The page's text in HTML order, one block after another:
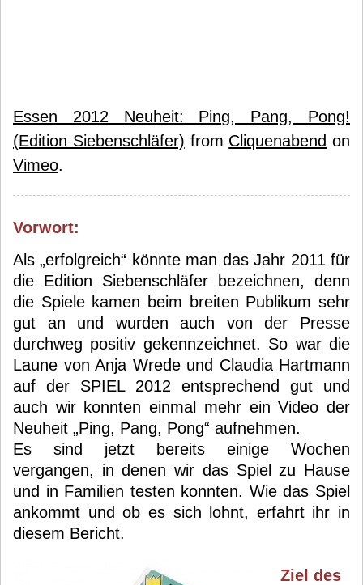
Essen 2012 Neuheit: Ping, Pang, Pong!
(Edition Siebenschläfer) from Cliquenabend on
Vimeo.
Vorwort:
Als „erfolgreich“ könnte man das Jahr 2011 für
die Edition Siebenschläfer bezeichnen, denn
die Spiele kamen beim breiten Publikum sehr
gut an und wurden auch von der Presse
durchweg positiv gekennzeichnet. So war die
Laune von Anja Wrede und Claudia Hartmann
auf der SPIEL 2012 entsprechend gut und
auch wir konnten einmal mehr ein Video der
Neuheit „Ping, Pang, Pong“ aufnehmen.
Es sind jetzt bereits einige Wochen
vergangen, in denen wir das Spiel zu Hause
und in Familien testen konnten. Wie das Spiel
ankommt und ob es sich lohnt, erfahrt ihr in
diesem Bericht.
Ziel des